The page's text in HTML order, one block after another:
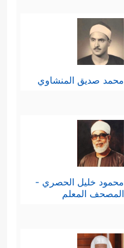
محمد صديق المنشاوي
محمود خليل الحصري -
المصحف المعلم